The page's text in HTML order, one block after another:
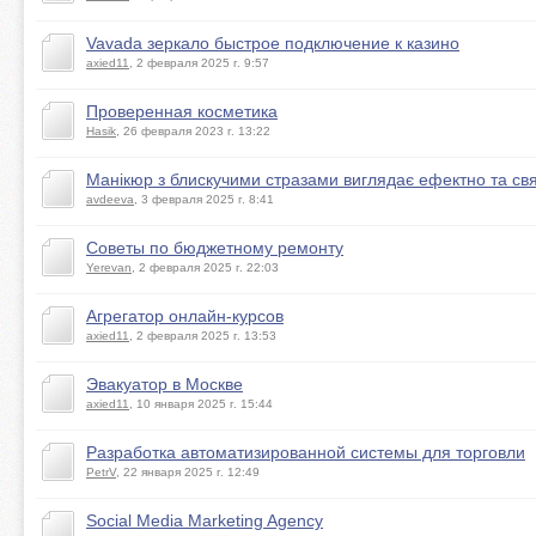
Vavada зеркало быстрое подключение к казино
axied11 , 2 февраля 2025 г. 9:57
Проверенная косметика
Hasik , 26 февраля 2023 г. 13:22
Манікюр з блискучими стразами виглядає ефектно та
avdeeva , 3 февраля 2025 г. 8:41
Советы по бюджетному ремонту
Yerevan , 2 февраля 2025 г. 22:03
Агрегатор онлайн-курсов
axied11 , 2 февраля 2025 г. 13:53
Эвакуатор в Москве
axied11 , 10 января 2025 г. 15:44
Разработка автоматизированной системы для торговли
PetrV, 22 января 2025 г. 12:49
Social Media Marketing Agency